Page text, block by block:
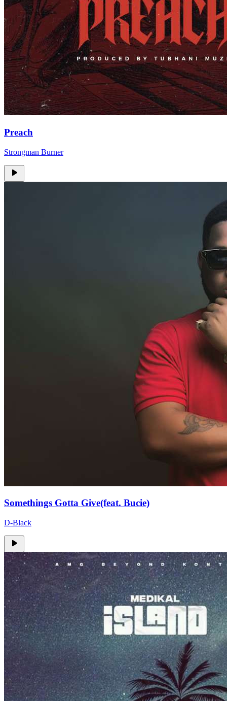
Preach
Strongman Burner
Somethings Gotta Give(feat. Bucie)
D-Black